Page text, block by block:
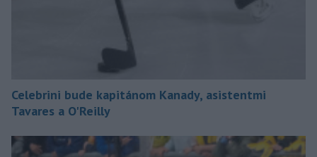
Celebrini bude kapitánom Kanady, asistentmi
Tavares a O'Reilly